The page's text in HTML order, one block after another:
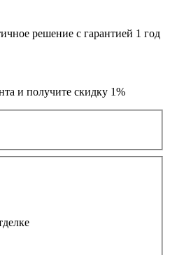
решение с гарантией 1 год
и получите скидку 1%